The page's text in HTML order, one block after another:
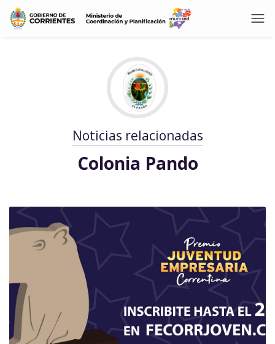
Noticias relacionadas
Colonia Pando